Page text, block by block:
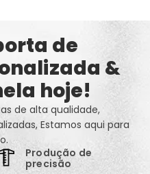
de
&
hoje!
de alta qualidade,
Estamos aqui para
Produção de
precisão